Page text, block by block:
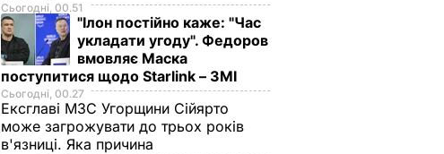
Сьогодні, 00.51
"Ілон постійно каже: "Час
укладати угоду". Федоров
вмовляє Маска
поступитися щодо Starlink – ЗМІ
Сьогодні, 00.27
Ексглаві МЗС Угорщини Сійярто
може загрожувати до трьох років
в'язниці. Яка причина